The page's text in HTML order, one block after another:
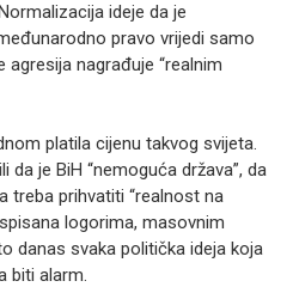
ideje da je
pravo vrijedi samo
nagrađuje “realnim
platila cijenu takvog svijeta.
je BiH “nemoguća država”, da
treba prihvatiti “realnost na
logorima, masovnim
danas svaka politička ideja koja
biti alarm.